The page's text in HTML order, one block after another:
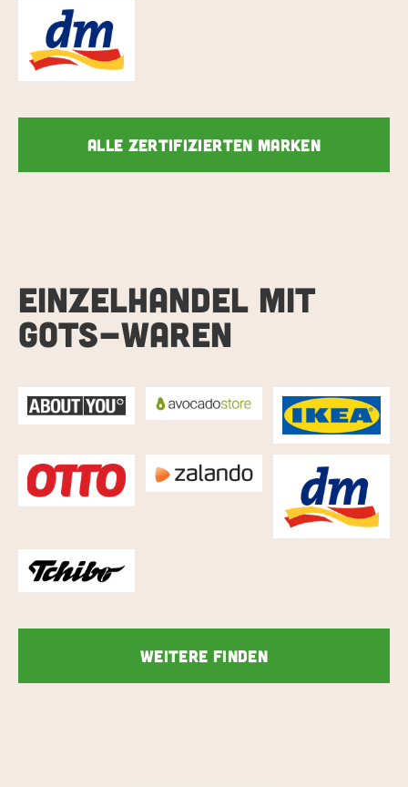
Alle zertifizierten Marken
EINZELHANDEL MIT
GOTS-WAREN
Weitere finden